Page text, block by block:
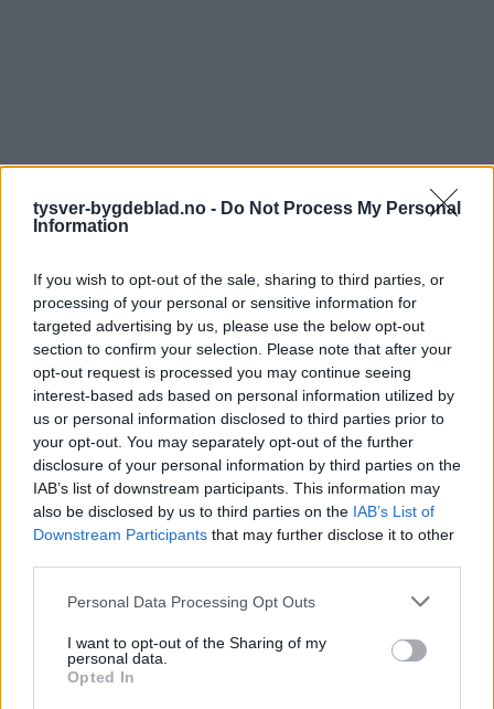
tysver-bygdeblad.no - Do Not Process My Personal
Information
If you wish to opt-out of the sale, sharing to third parties, or
processing of your personal or sensitive information for
targeted advertising by us, please use the below opt-out
section to confirm your selection. Please note that after your
opt-out request is processed you may continue seeing
interest-based ads based on personal information utilized by
us or personal information disclosed to third parties prior to
your opt-out. You may separately opt-out of the further
disclosure of your personal information by third parties on the
IAB’s list of downstream participants. This information may
also be disclosed by us to third parties on the IAB’s List of
Downstream Participants that may further disclose it to other
Personal Data Processing Opt Outs
I want to opt-out of the Sharing of my
personal data.
Opted In